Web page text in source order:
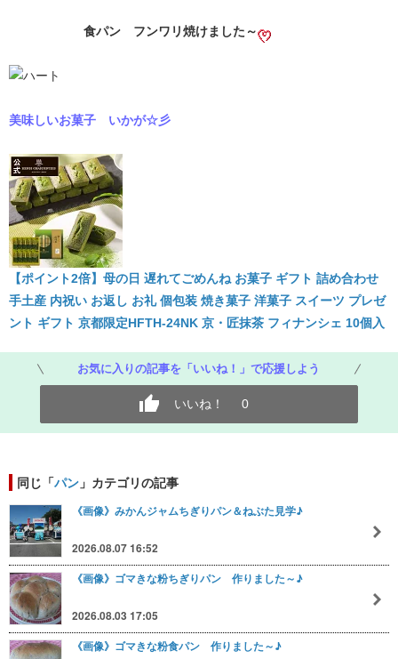
食パン フンワリ焼けました～
美味しいお菓子 いかが☆彡
【ポイント2倍】母の日 遅れてごめんね お菓子 ギフト 詰め合わせ
手土産 内祝い お返し お礼 個包装 焼き菓子 洋菓子 スイーツ プレゼ
ント ギフト 京都限定HFTH-24NK 京・匠抹茶 フィナンシェ 10個入
お気に入りの記事を「いいね！」で応援しよう
いいね！ 0
同じ「パン 」カテゴリの記事
《画像》みかんジャムちぎりパン＆ねぶた見学♪
2026.08.07 16:52
《画像》ゴマきな粉ちぎりパン 作りました～♪
2026.08.03 17:05
《画像》ゴマきな粉食パン 作りました～♪